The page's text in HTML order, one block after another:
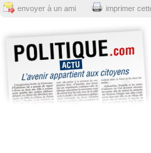
envoyer à un ami imprimer